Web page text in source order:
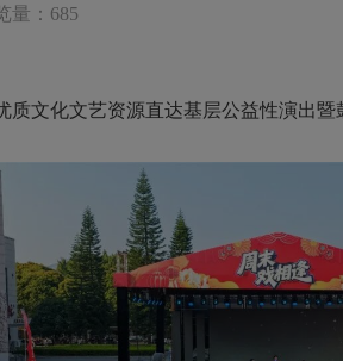
量：685
文化文艺资源直达基层公益性演出暨